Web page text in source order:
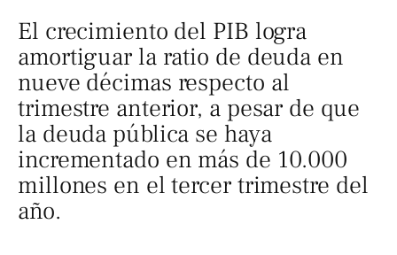
El crecimiento del PIB logra
amortiguar la ratio de deuda en
nueve décimas respecto al
trimestre anterior, a pesar de que
la deuda pública se haya
incrementado en más de 10.000
millones en el tercer trimestre del
año.